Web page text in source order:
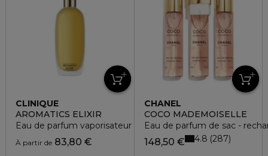
CLINIQUE
AROMATICS ELIXIR
Eau de parfum vaporisateur
À partir de 83,80 €
CHANEL
COCO MADEMOISELLE
Eau de parfum de sac -
148,50 € 4.8 287